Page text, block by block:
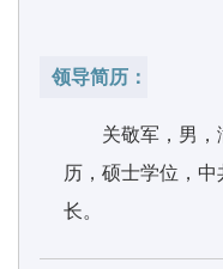
领导简历：
关敬军，男，
历，硕士学位，
长。